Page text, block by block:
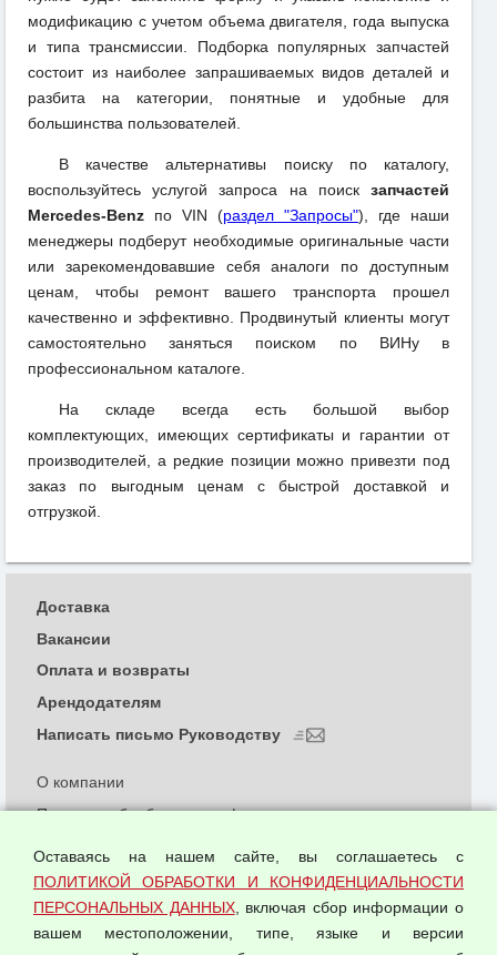
модификацию с учетом объема двигателя, года выпуска
и типа трансмиссии. Подборка популярных запчастей
состоит из наиболее запрашиваемых видов деталей и
разбита на категории, понятные и удобные для
большинства пользователей.
В качестве альтернативы поиску по каталогу,
воспользуйтесь услугой запроса на поиск запчастей
Mercedes-Benz по VIN (раздел "Запросы"), где наши
менеджеры подберут необходимые оригинальные части
или зарекомендовавшие себя аналоги по доступным
ценам, чтобы ремонт вашего транспорта прошел
качественно и эффективно. Продвинутый клиенты могут
самостоятельно заняться поиском по ВИНу в
профессиональном каталоге.
На складе всегда есть большой выбор
комплектующих, имеющих сертификаты и гарантии от
производителей, а редкие позиции можно привезти под
заказ по выгодным ценам с быстрой доставкой и
отгрузкой.
О компании
Политика обработки и конфиденциальности
Согласием на обработку персональных данных
Оферта оптовой купли-продажи
Публичная оферта
Доставка
Вакансии
Оплата и возвраты
Арендодателям
Написать письмо Руководству
Оставаясь на нашем сайте, вы соглашаетесь с
ПОЛИТИКОЙ ОБРАБОТКИ И КОНФИДЕНЦИАЛЬНОСТИ
ПЕРСОНАЛЬНЫХ ДАННЫХ, включая сбор информации о
вашем местоположении, типе, языке и версии